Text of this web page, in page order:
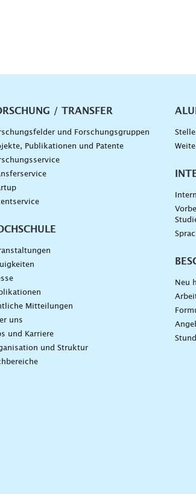
/ TRANSFER
und Forschungsgruppen
Publikationen und Patente
Mitteilungen
uns
und Karriere
und Struktur
Neu